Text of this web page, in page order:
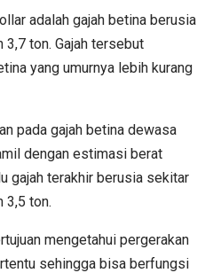
adalah gajah betina berusia
3,7 ton. Gajah tersebut
yang umurnya lebih kurang
pada gajah betina dewasa
dengan estimasi berat
gajah terakhir berusia sekitar
3,5 ton.
mengetahui pergerakan
sehingga bisa berfungsi